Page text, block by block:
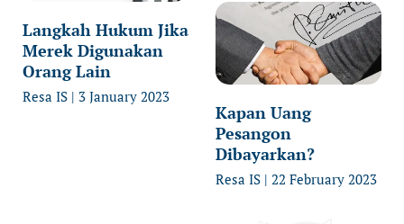
Langkah Hukum Jika
Merek Digunakan
Orang Lain
Resa IS 3 January 2023
Kapan Uang
Pesangon
Dibayarkan?
Resa IS 22 February 2023